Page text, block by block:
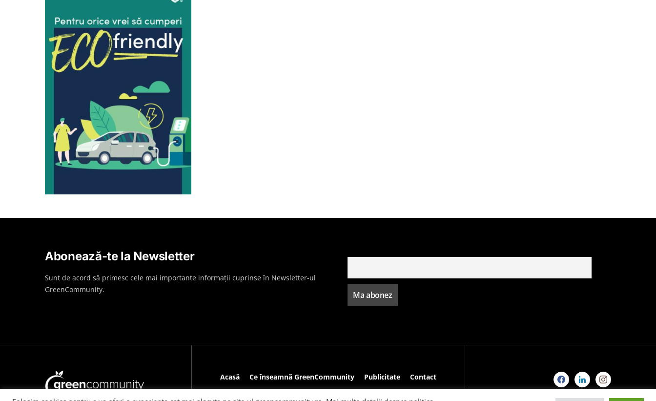
Abonează-te la Newsletter
Sunt de acord să primesc cele mai importante informații cuprinse în Newsletter-ul
GreenCommunity.
Acasă Ce înseamnă GreenCommunity Publicitate Contact